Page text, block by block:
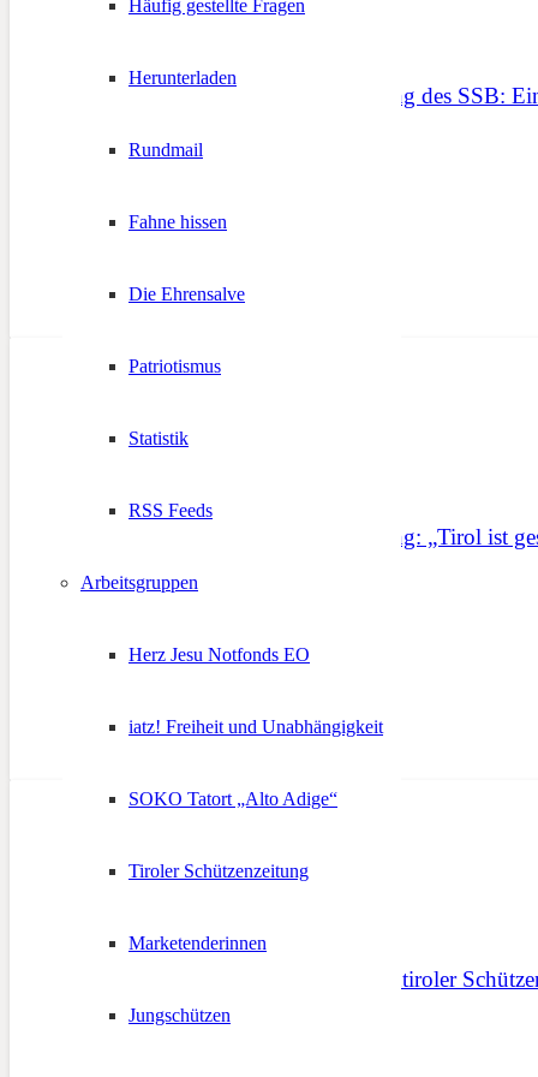
Häufig gestellte Fragen
Herunterladen
Rundmail
Fahne hissen
Die Ehrensalve
Patriotismus
Statistik
RSS Feeds
Arbeitsgruppen
Herz Jesu Notfonds EO
iatz! Freiheit und Unabhängigkeit
SOKO Tatort „Alto Adige“
Tiroler Schützenzeitung
Marketenderinnen
Jungschützen
60. Bundesversammlung des SSB:
4. Mai 2025
59. Bundesversammlung: „Tirol ist
28. April 2024
Stellungnahme des Südtiroler